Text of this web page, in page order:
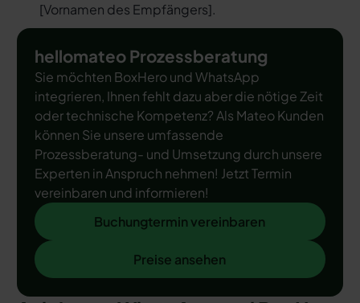
[Vornamen des Empfängers].
hellomateo Prozessberatung
Sie möchten BoxHero und WhatsApp
integrieren, Ihnen fehlt dazu aber die nötige Zeit
oder technische Kompetenz? Als Mateo Kunden
können Sie unsere umfassende
Prozessberatung- und Umsetzung durch unsere
Experten in Anspruch nehmen! Jetzt Termin
vereinbaren und informieren!
Buchungtermin vereinbaren
Buchungtermin vereinbaren
Preise ansehen
Preise ansehen